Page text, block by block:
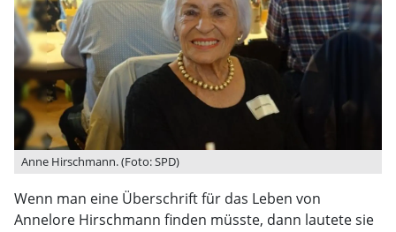
Anne Hirschmann. (Foto: SPD)
Wenn man eine Überschrift für das Leben von
Annelore Hirschmann finden müsste, dann lautete sie